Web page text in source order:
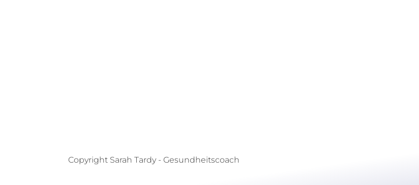
Copyright Sarah Tardy - Gesundheitscoach